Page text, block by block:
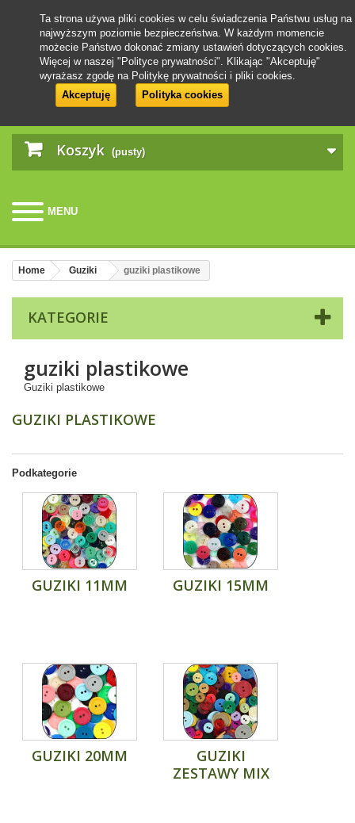
Koszyk (pusty)
MENU
Ta strona używa pliki cookies w celu świadczenia Państwu usług na
najwyższym poziomie bezpieczeństwa. W każdym momencie
możecie Państwo dokonać zmiany ustawień dotyczących cookies.
Więcej w naszej "Polityce prywatności". Klikając "Akceptuję"
wyrażasz zgodę na Politykę prywatności i pliki cookies.
Akceptuję
Polityka cookies
Home Guziki guziki plastikowe
KATEGORIE
guziki plastikowe
Guziki plastikowe
GUZIKI PLASTIKOWE
Podkategorie
GUZIKI 11MM GUZIKI 15MM
GUZIKI 20MM
GUZIKI
ZESTAWY MIX